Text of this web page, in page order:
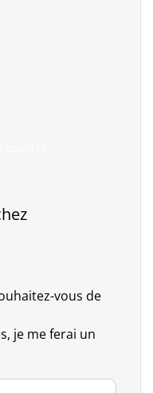
vous de
je me ferai un